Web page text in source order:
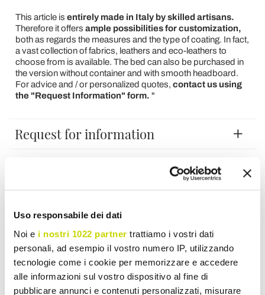
Uso responsabile dei dati
Noi e i nostri 1022 partner trattiamo i vostri dati
personali, ad esempio il vostro numero IP, utilizzando
tecnologie come i cookie per memorizzare e accedere
alle informazioni sul vostro dispositivo al fine di
pubblicare annunci e contenuti personalizzati, misurare
This article is entirely made in Italy by skilled artisans.
Therefore it offers ample possibilities for customization,
both as regards the measures and the type of coating. In fact,
a vast collection of fabrics, leathers and eco-leathers to
choose from is available. The bed can also be purchased in
the version without container and with smooth headboard.
For advice and / or personalized quotes, contact us using
the "Request Information" form. "
Request for information
To write a review you must login
Wish List Write your review Print